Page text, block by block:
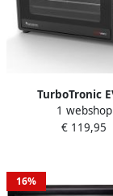
TurboTronic
Elektrische Oven
Zwart
1 webshop
€ 119,95
16%